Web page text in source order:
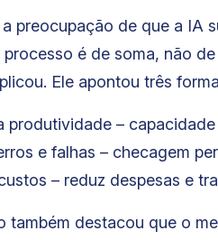
a preocupação de que a IA
processo é de soma, não
Ele apontou três
produtividade –
e falhas – checagem
– reduz despesas e
também destacou que o